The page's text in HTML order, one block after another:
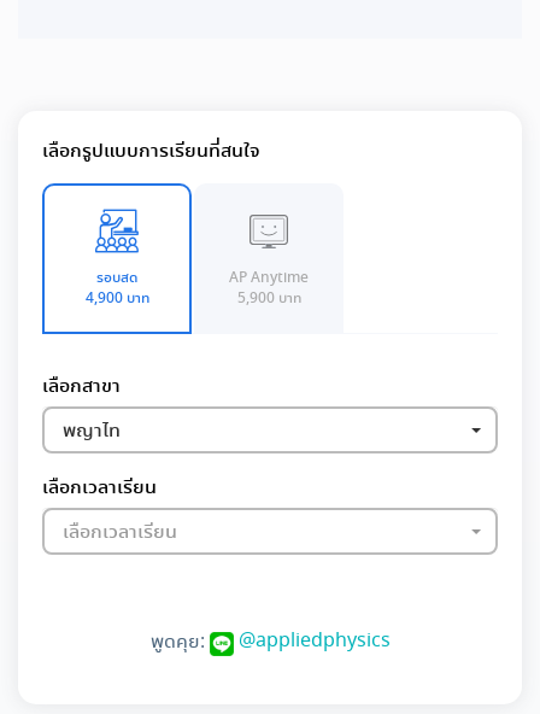
เลือกรูปแบบการเรียนที่สนใจ
รอบสด
4,900 บาท
AP Anytime
5,900 บาท
เลือกสาขา
พญาไท
เลือกเวลาเรียน
เลือกเวลาเรียน
พูดคุย: @appliedphysics